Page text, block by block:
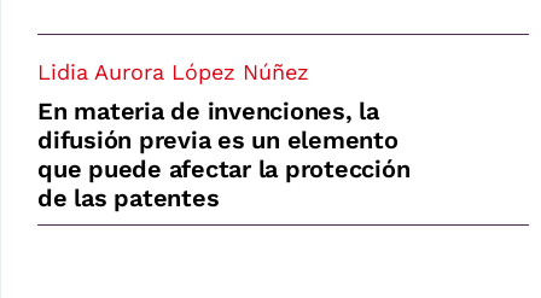
Lidia Aurora López Núñez
En materia de invenciones, la
difusión previa es un elemento
que puede afectar la protección
de las patentes